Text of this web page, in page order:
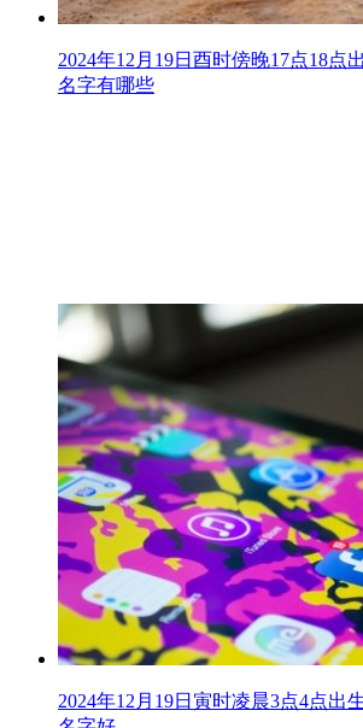
2024年12月19日酉时傍晚17点18点
名字有哪些
2024年12月19日寅时凌晨3点4点出